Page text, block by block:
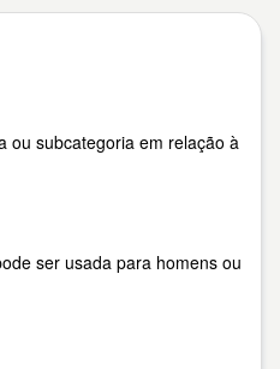
ou subcategoria em relação à
ser usada para homens ou